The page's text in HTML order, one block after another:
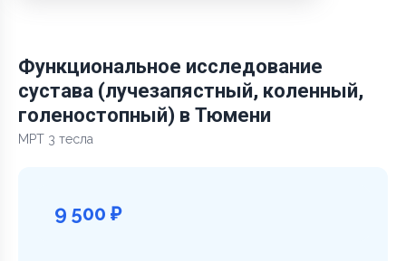
Функциональное исследование
сустава (лучезапястный, коленный,
голеностопный) в Тюмени
МРТ 3 тесла
9 500 ₽